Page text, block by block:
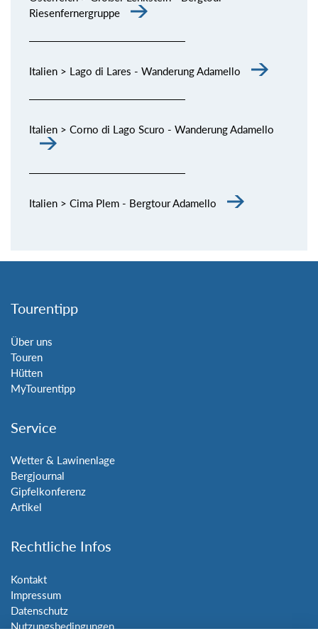
Riesenfernergruppe
Italien > Lago di Lares - Wanderung Adamello
Italien > Corno di Lago Scuro - Wanderung Adamello
Italien > Cima Plem - Bergtour Adamello
Tourentipp
Über uns
Touren
Hütten
MyTourentipp
Service
Wetter & Lawinenlage
Bergjournal
Gipfelkonferenz
Artikel
Rechtliche Infos
Kontakt
Impressum
Datenschutz
Nutzungsbedingungen